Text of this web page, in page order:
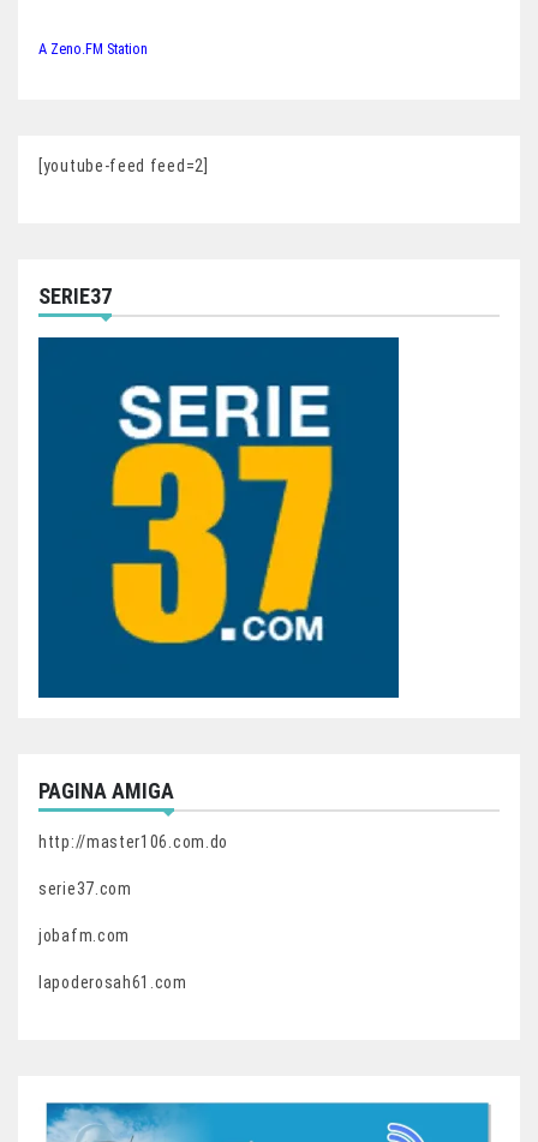
A Zeno.FM Station
[youtube-feed feed=2]
SERIE37
PAGINA AMIGA
http://master106.com.do
serie37.com
jobafm.com
lapoderosah61.com